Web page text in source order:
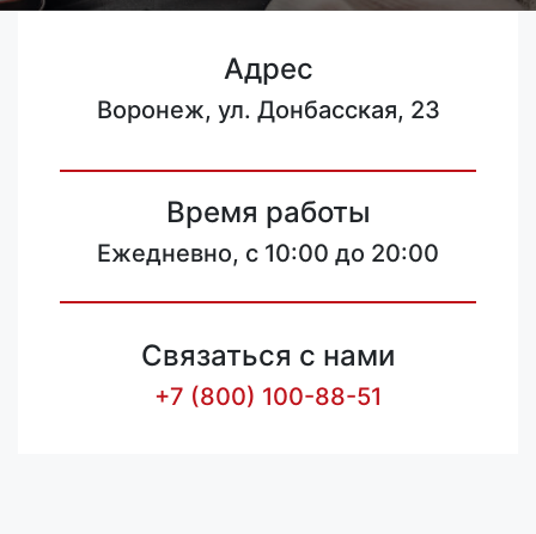
Адрес
Воронеж, ул. Донбасская, 23
Время работы
Ежедневно, с 10:00 до 20:00
Связаться с нами
+7 (800) 100-88-51